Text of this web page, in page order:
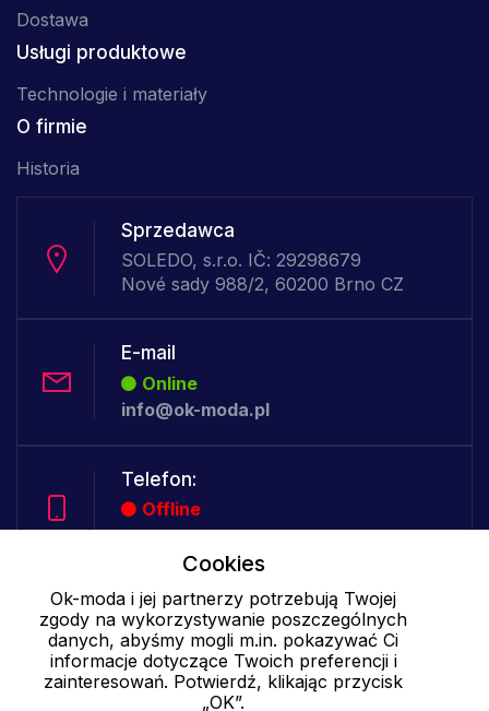
Dostawa
Usługi produktowe
Technologie i materiały
O firmie
Historia
Sprzedawca
SOLEDO, s.r.o. IČ: 29298679
Nové sady 988/2, 60200 Brno CZ
E-mail
Online
info@ok-moda.pl
Telefon:
Offline
Cookies - szczegółowe ustawienia|Więcej informacji|
prywatności
Cookies
Ok-moda i jej partnerzy potrzebują Twojej
zgody na wykorzystywanie poszczególnych
danych, abyśmy mogli m.in. pokazywać Ci
informacje dotyczące Twoich preferencji i
zainteresowań. Potwierdź, klikając przycisk
„OK”.